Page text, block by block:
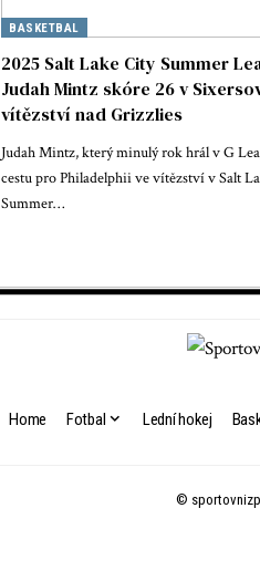
BASKETBAL
2025 Salt Lake City Summer
Judah Mintz skóre 26 v
vítězství nad Grizzlies
Judah Mintz, který minulý rok hrál v G
cestu pro Philadelphii ve vítězství v Salt
Summer…
Home Fotbal Lední hokej
©